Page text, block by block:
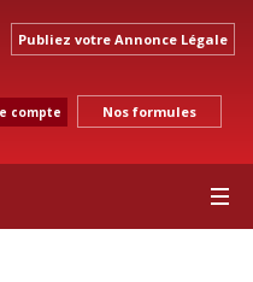
Publiez votre Annonce Légale
compte Nos formules